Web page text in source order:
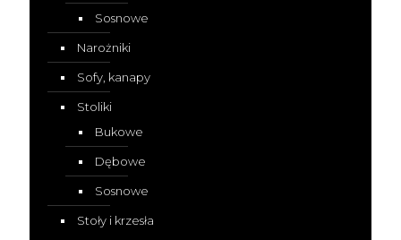
Sosnowe
Narożniki
Sofy, kanapy
Stoliki
Bukowe
Dębowe
Sosnowe
Stoły i krzesła